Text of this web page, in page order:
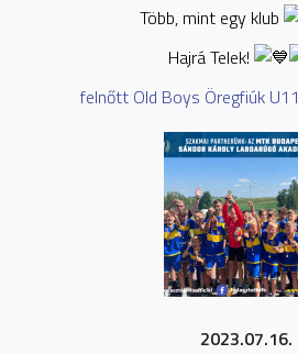
Több, mint egy klub
Hajrá Telek!
felnőtt Old Boys Öregfiúk U11
2023.07.16.